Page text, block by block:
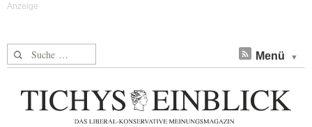
Suche nach: Menü